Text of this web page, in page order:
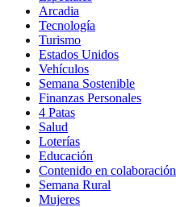
Arcadia
Tecnología
Turismo
Estados Unidos
Vehículos
Semana Sostenible
Finanzas Personales
4 Patas
Salud
Loterías
Educación
Contenido en colaboración
Semana Rural
Mujeres